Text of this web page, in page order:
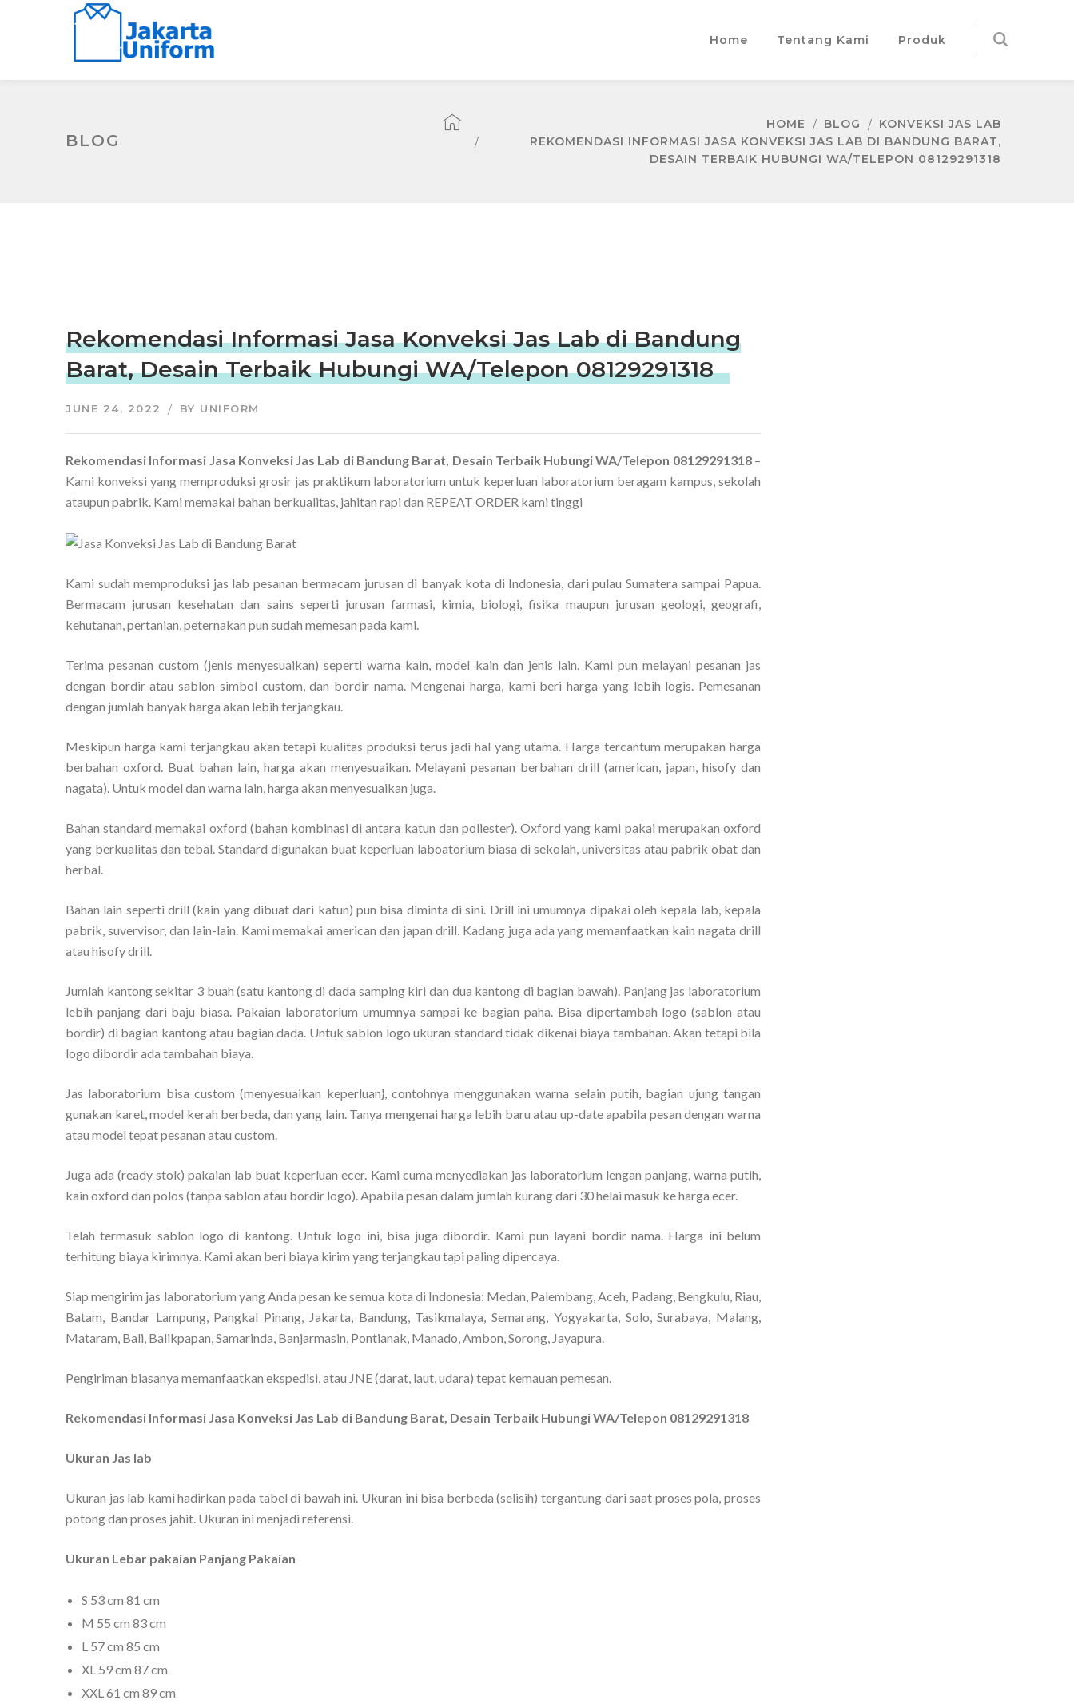
Home Tentang Kami Produk
BLOG
HOME BLOG
KONVEKSI JAS LAB
REKOMENDASI INFORMASI JASA KONVEKSI JAS LAB DI BANDUNG BARAT,
DESAIN TERBAIK HUBUNGI WA/TELEPON 08129291318
Rekomendasi Informasi Jasa Konveksi Jas Lab di Bandung
Barat, Desain Terbaik Hubungi WA/Telepon 08129291318
JUNE 24, 2022 BY UNIFORM
Rekomendasi Informasi Jasa Konveksi Jas Lab di Bandung Barat, Desain Terbaik Hubungi WA/Telepon 08129291318–
Kami konveksi yang memproduksi grosir jas praktikum laboratorium untuk keperluan laboratorium beragam kampus, sekolah
ataupun pabrik. Kami memakai bahan berkualitas, jahitan rapi dan REPEAT ORDER kami tinggi
Kami sudah memproduksi jas lab pesanan bermacam jurusan di banyak kota di Indonesia, dari pulau Sumatera sampai Papua.
Bermacam jurusan kesehatan dan sains seperti jurusan farmasi, kimia, biologi, fisika maupun jurusan geologi, geografi,
kehutanan, pertanian, peternakan pun sudah memesan pada kami.
Terima pesanan custom (jenis menyesuaikan) seperti warna kain, model kain dan jenis lain. Kami pun melayani pesanan jas
dengan bordir atau sablon simbol custom, dan bordir nama. Mengenai harga, kami beri harga yang lebih logis. Pemesanan
dengan jumlah banyak harga akan lebih terjangkau.
Meskipun harga kami terjangkau akan tetapi kualitas produksi terus jadi hal yang utama. Harga tercantum merupakan harga
berbahan oxford. Buat bahan lain, harga akan menyesuaikan. Melayani pesanan berbahan drill (american, japan, hisofy dan
nagata). Untuk model dan warna lain, harga akan menyesuaikan juga.
Bahan standard memakai oxford (bahan kombinasi di antara katun dan poliester). Oxford yang kami pakai merupakan oxford
yang berkualitas dan tebal. Standard digunakan buat keperluan laboatorium biasa di sekolah, universitas atau pabrik obat dan
herbal.
Bahan lain seperti drill (kain yang dibuat dari katun) pun bisa diminta di sini. Drill ini umumnya dipakai oleh kepala lab, kepala
pabrik, suvervisor, dan lain-lain. Kami memakai american dan japan drill. Kadang juga ada yang memanfaatkan kain nagata drill
atau hisofy drill.
Jumlah kantong sekitar 3 buah (satu kantong di dada samping kiri dan dua kantong di bagian bawah). Panjang jas laboratorium
lebih panjang dari baju biasa. Pakaian laboratorium umumnya sampai ke bagian paha. Bisa dipertambah logo (sablon atau
bordir) di bagian kantong atau bagian dada. Untuk sablon logo ukuran standard tidak dikenai biaya tambahan. Akan tetapi bila
logo dibordir ada tambahan biaya.
Jas laboratorium bisa custom (menyesuaikan keperluan}, contohnya menggunakan warna selain putih, bagian ujung tangan
gunakan karet, model kerah berbeda, dan yang lain. Tanya mengenai harga lebih baru atau up-date apabila pesan dengan warna
atau model tepat pesanan atau custom.
Juga ada (ready stok) pakaian lab buat keperluan ecer. Kami cuma menyediakan jas laboratorium lengan panjang, warna putih,
kain oxford dan polos (tanpa sablon atau bordir logo). Apabila pesan dalam jumlah kurang dari 30 helai masuk ke harga ecer.
Telah termasuk sablon logo di kantong. Untuk logo ini, bisa juga dibordir. Kami pun layani bordir nama. Harga ini belum
terhitung biaya kirimnya. Kami akan beri biaya kirim yang terjangkau tapi paling dipercaya.
Siap mengirim jas laboratorium yang Anda pesan ke semua kota di Indonesia: Medan, Palembang, Aceh, Padang, Bengkulu, Riau,
Batam, Bandar Lampung, Pangkal Pinang, Jakarta, Bandung, Tasikmalaya, Semarang, Yogyakarta, Solo, Surabaya, Malang,
Mataram, Bali, Balikpapan, Samarinda, Banjarmasin, Pontianak, Manado, Ambon, Sorong, Jayapura.
Pengiriman biasanya memanfaatkan ekspedisi, atau JNE (darat, laut, udara) tepat kemauan pemesan.
Rekomendasi Informasi Jasa Konveksi Jas Lab di Bandung Barat, Desain Terbaik Hubungi WA/Telepon 08129291318
Ukuran Jas lab
Ukuran jas lab kami hadirkan pada tabel di bawah ini. Ukuran ini bisa berbeda (selisih) tergantung dari saat proses pola, proses
potong dan proses jahit. Ukuran ini menjadi referensi.
Ukuran Lebar pakaian Panjang Pakaian
S 53 cm 81 cm
M 55 cm 83 cm
L 57 cm 85 cm
XL 59 cm 87 cm
XXL 61 cm 89 cm